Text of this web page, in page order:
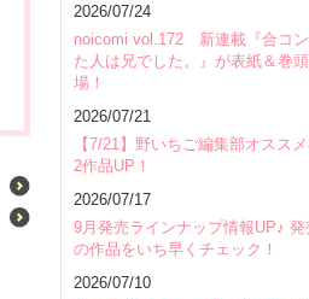
2026/07/24
noicomi vol.172 新連載『合コン
た人は兄でした。』が表紙＆巻
場！
2026/07/21
【7/21】野いちご編集部オスス
2作品UP！
2026/07/17
9月発売ラインナップ情報UP♪ 発
の作品をいち早くチェック！
2026/07/10